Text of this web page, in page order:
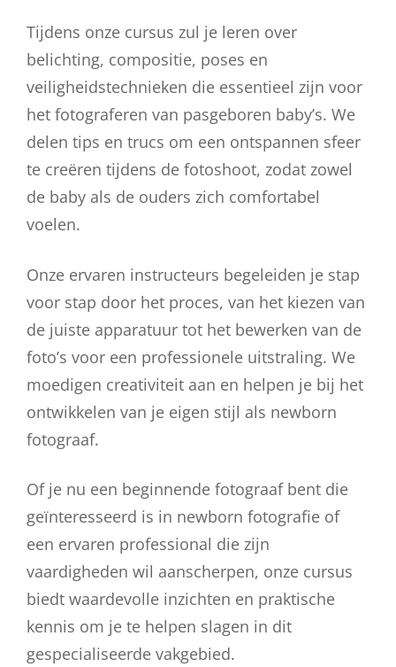
Tijdens onze cursus zul je leren over
belichting, compositie, poses en
veiligheidstechnieken die essentieel zijn voor
het fotograferen van pasgeboren baby’s. We
delen tips en trucs om een ontspannen sfeer
te creëren tijdens de fotoshoot, zodat zowel
de baby als de ouders zich comfortabel
voelen.
Onze ervaren instructeurs begeleiden je stap
voor stap door het proces, van het kiezen van
de juiste apparatuur tot het bewerken van de
foto’s voor een professionele uitstraling. We
moedigen creativiteit aan en helpen je bij het
ontwikkelen van je eigen stijl als newborn
fotograaf.
Of je nu een beginnende fotograaf bent die
geïnteresseerd is in newborn fotografie of
een ervaren professional die zijn
vaardigheden wil aanscherpen, onze cursus
biedt waardevolle inzichten en praktische
kennis om je te helpen slagen in dit
gespecialiseerde vakgebied.